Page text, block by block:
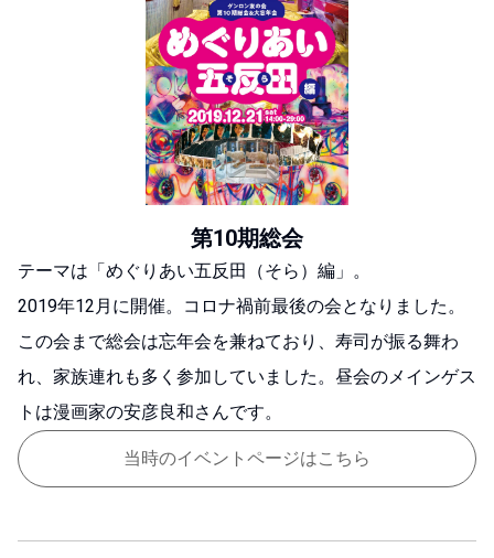
第10期総会
テーマは「めぐりあい五反田（そら）編」。
2019年12月に開催。コロナ禍前最後の会となりました。
この会まで総会は忘年会を兼ねており、寿司が振る舞わ
れ、家族連れも多く参加していました。 昼会のメインゲス
トは漫画家の安彦良和さんです。
当時のイベントページはこちら